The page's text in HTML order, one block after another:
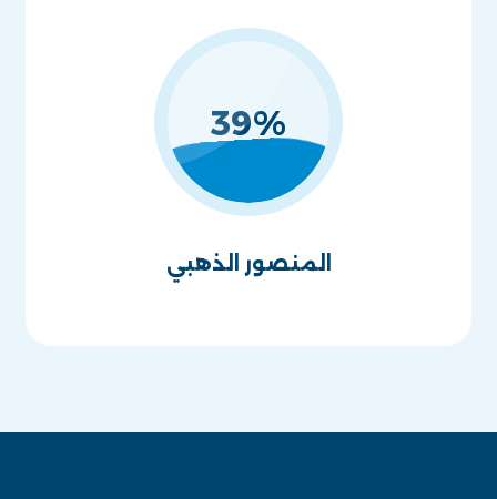
39%
المنصور الذهبي